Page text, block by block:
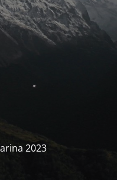
2023